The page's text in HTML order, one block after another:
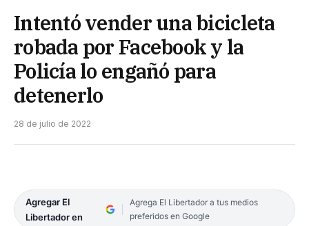
Intentó vender una bicicleta
robada por Facebook y la
Policía lo engañó para
detenerlo
28 de julio de 2022
Agregar El
Libertador en
Agrega El Libertador a tus medios
preferidos en Google